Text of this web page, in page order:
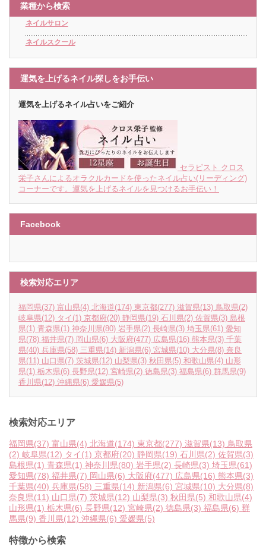
業種から検索
ネイルサロン
ネイルスクール
運気を上げるネイル探しをお手伝い
運気を上げるネイル占いをご紹介
セラピスト クロス
栄子さんによるオラクルカードを使ったネイル占い(リーディング)
コーナーです。運気を上げるネイルを見つけるお手伝い！
Facebook
検索対応エリア
福岡県(37) 富山県(4) 北海道(174) 東京都(277) 滋賀県(13) 鳥取県(2)
岐阜県(12) タイ (1) 京都府(20) 静岡県(19) 石川県(2) 佐賀県(3) 島根
県(1) 青森県(1) 神奈川県(80) 岩手県(2) 長崎県(3) 埼玉県(61) 愛知
県(78) 福井県(7) 岡山県(6) 大阪府(477) 広島県(16) 熊本県(3) 千葉
県(40) 兵庫県(58) 三重県(14) 新潟県(6) 宮城県(10) 大分県(8) 奈良
県(11) 山口県(7) 茨城県(12) 山梨県(3) 秋田県(5) 和歌山県(4) 山形
県(1) 栃木県(6) 長野県(12) 宮崎県(2) 徳島県(3) 福島県(6) 群馬県(9)
香川県(12) 沖縄県(6) 愛媛県(5)
検索対応エリア
福岡県(37) 富山県(4) 北海道(174) 東京都(277) 滋賀県(13) 鳥取県
(2) 岐阜県(12) タイ(1) 京都府(20) 静岡県(19) 石川県(2) 佐賀県(3)
島根県(1) 青森県(1) 神奈川県(80) 岩手県(2) 長崎県(3) 埼玉県(61)
愛知県(78) 福井県(7) 岡山県(6) 大阪府(477) 広島県(16) 熊本県(3)
千葉県(40) 兵庫県(58) 三重県(14) 新潟県(6) 宮城県(10) 大分県(8)
奈良県(11) 山口県(7) 茨城県(12) 山梨県(3) 秋田県(5) 和歌山県(4)
山形県(1) 栃木県(6) 長野県(12) 宮崎県(2) 徳島県(3) 福島県(6) 群
馬県(9) 香川県(12) 沖縄県(6) 愛媛県(5)
特徴から検索